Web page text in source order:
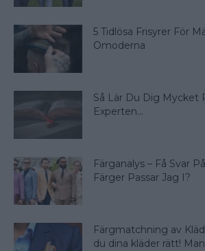
5 Tidlösa Frisyrer För
Omoderna
Så Lär Du Dig Mycket
Experten...
Färganalys – Få Svar
Färger Passar Jag I?
Färgmatchning av
du dina kläder rätt!